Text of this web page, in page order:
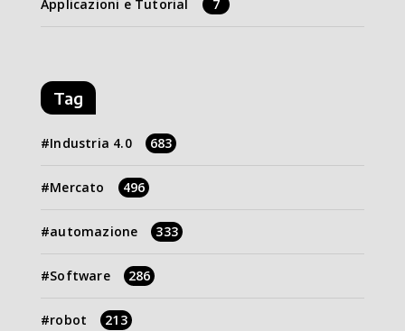
Applicazioni e Tutorial 7
Tag
Industria 4.0 683
Mercato 496
automazione 333
Software 286
robot 213